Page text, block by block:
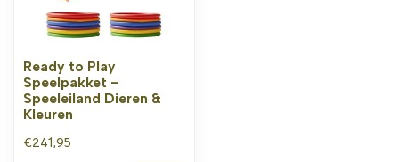
Ready to Play
Speelpakket -
Speeleiland Dieren &
Kleuren
€241,95